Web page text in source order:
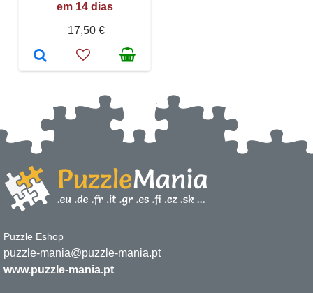
em 14 dias
17,50 €
Puzzle Eshop
puzzle-mania@puzzle-mania.pt
www.puzzle-mania.pt